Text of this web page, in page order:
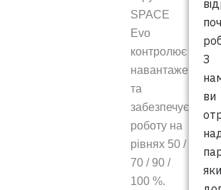
SPACE
Evo
контролює
навантаження
та
забезпечує
роботу на
рівнях 50 /
70 / 90 /
100 %.
З
ви